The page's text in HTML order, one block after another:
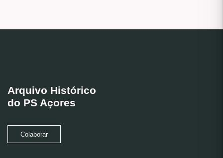
Arquivo Histórico
do PS Açores
Colaborar